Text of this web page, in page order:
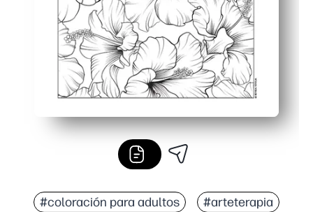
#coloración para adultos #arteterapia